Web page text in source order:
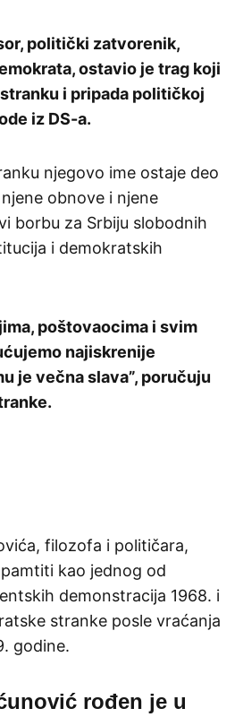
politički zatvorenik,
ostavio je trag koji
i pripada političkoj
iz DS-a.
njegovo ime ostaje deo
obnove i njene
borbu za Srbiju slobodnih
i demokratskih
poštovaocima i svim
najiskrenije
je večna slava”, poručuju
filozofa i političara,
kao jednog od
demonstracija 1968. i
stranke posle vraćanja
godine.
rođen je u